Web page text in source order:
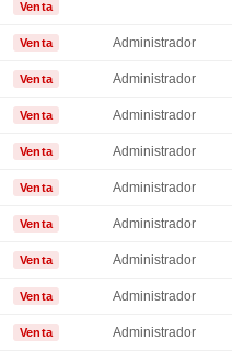
Venta
Venta Administrador
Venta Administrador
Venta Administrador
Venta Administrador
Venta Administrador
Venta Administrador
Venta Administrador
Venta Administrador
Venta Administrador